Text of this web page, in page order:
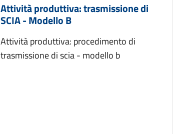
Attività produttiva: trasmissione di
SCIA - Modello B
Attività produttiva: procedimento di
trasmissione di scia - modello b